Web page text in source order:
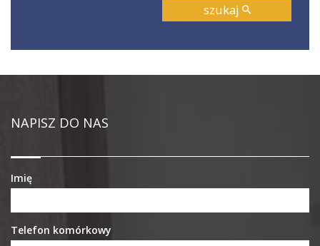
szukaj
NAPISZ DO NAS
Imię
Telefon komórkowy